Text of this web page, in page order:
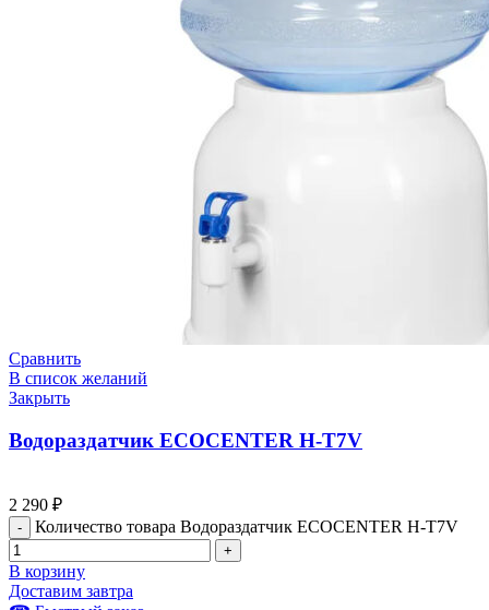
Сравнить
В список желаний
Закрыть
Водораздатчик ECOCENTER H-T7V
2 290 ₽
Количество товара Водораздатчик ECOCENTER H-T7V
В корзину
Доставим завтра